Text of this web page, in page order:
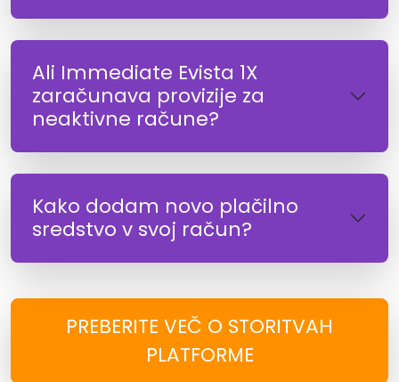
Ali Immediate Evista 1X
zaračunava provizije za
neaktivne račune?
Kako dodam novo plačilno
sredstvo v svoj račun?
PREBERITE VEČ O STORITVAH
PLATFORME